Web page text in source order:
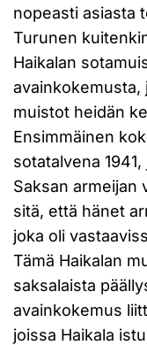
nopeasti asiasta
Turunen
Haikalan
avainkokemusta,
muistot heidän
Ensimmäinen
sotatalvena
Saksan armeijan
sitä, että hänet
joka oli
Tämä Haikalan
saksalaista
avainkokemus
joissa Haikala